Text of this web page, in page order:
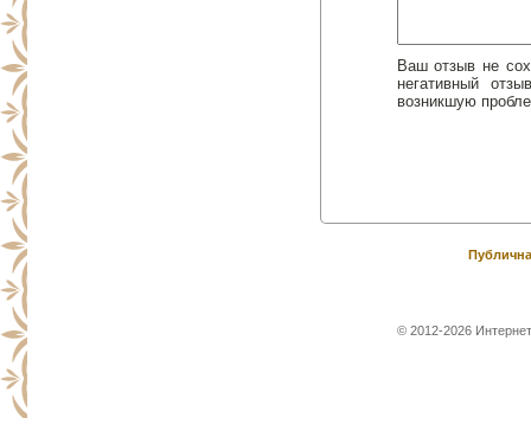
Ваш отзыв не
негативный
возникшую
© 2012-2026